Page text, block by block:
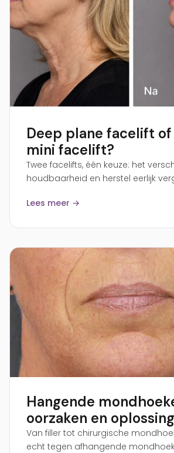
Deep plane facelift
mini facelift?
Twee facelifts, één keuze: het
houdbaarheid en herstel eerlijk
Lees meer →
Hangende
oorzaken en
Van filler tot chirurgische
echt tegen afhangende